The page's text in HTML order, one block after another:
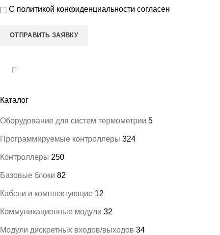
С политикой конфиденциальности согласен
Каталог
Оборудование для систем термометрии 5
Программируемые контроллеры 324
Контроллеры 250
Базовые блоки 82
Кабели и комплектующие 12
Коммуникационные модули 32
Модули дискретных входов/выходов 34